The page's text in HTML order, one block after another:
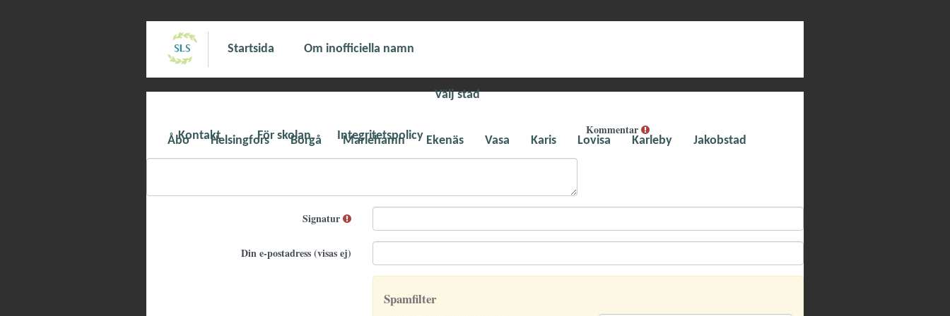
Startsida Om inofficiella namn
Välj stad
Åbo Helsingfors Borgå Mariehamn Ekenäs Vasa Karis Lovisa Karleby Jakobstad
Kontakt För skolan Integritetspolicy Kommentar
Signatur
Din e-postadress (visas ej)
Spamfilter